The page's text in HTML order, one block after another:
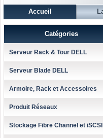
Accueil
Catégories
Serveur Rack & Tour DELL
Serveur Blade DELL
Armoire, Rack et Accessoires
Produit Réseaux
Stockage Fibre Channel et iSCSI